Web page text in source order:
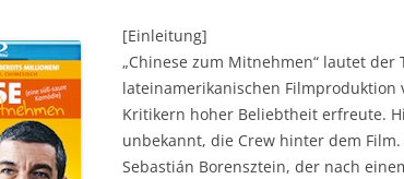
DVD (CODE 2)
DVD (CODE 1)
CINEMA
[Einleitung]
„Chinese zum Mitnehmen“ lautet der
lateinamerikanischen Filmproduktion
Kritikern hoher Beliebtheit erfreute.
unbekannt, die Crew hinter dem
Sebastián Borensztein, der nach